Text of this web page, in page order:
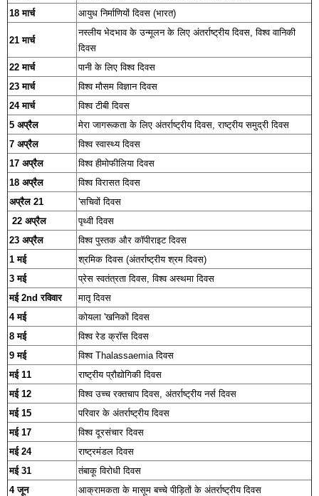
18 मार्च
आयुध निर्माणियों दिवस (भारत)
21 मार्च
नस्लीय भेदभाव के उन्मूलन के लिए अंतर्राष्ट्रीय दिवस, विश्व वानिकी
दिवस
22 मार्च
पानी के लिए विश्व दिवस
23 मार्च
विश्व मौसम विज्ञान दिवस
24 मार्च
विश्व टीबी दिवस
5 अप्रैल
मेरा जागरूकता के लिए अंतर्राष्ट्रीय दिवस, राष्ट्रीय समुद्री दिवस
7 अप्रैल
विश्व स्वास्थ्य दिवस
17 अप्रैल
विश्व हीमोफीलिया दिवस
18 अप्रैल
विश्व विरासत दिवस
अप्रैल 21
'सचिवों दिवस
22 अप्रैल
पृथ्वी दिवस
23 अप्रैल
विश्व पुस्तक और कॉपीराइट दिवस
1 मई
श्रमिक दिवस (अंतर्राष्ट्रीय श्रम दिवस)
3 मई
प्रेस स्वतंत्रता दिवस, विश्व अस्थमा दिवस
मई 2nd रविवार
मातृ दिवस
4 मई
कोयला 'खनिकों दिवस
8 मई
विश्व रेड क्रॉस दिवस
9 मई
विश्व Thalassaemia दिवस
मई 11
राष्ट्रीय प्रौद्योगिकी दिवस
मई 12
विश्व उच्च रक्तचाप दिवस, अंतर्राष्ट्रीय नर्स दिवस
मई 15
परिवार के अंतर्राष्ट्रीय दिवस
मई 17
विश्व दूरसंचार दिवस
मई 24
राष्ट्रमंडल दिवस
मई 31
तंबाकू विरोधी दिवस
4 जून
आक्रामकता के मासूम बच्चे पीड़ितों के अंतर्राष्ट्रीय दिवस